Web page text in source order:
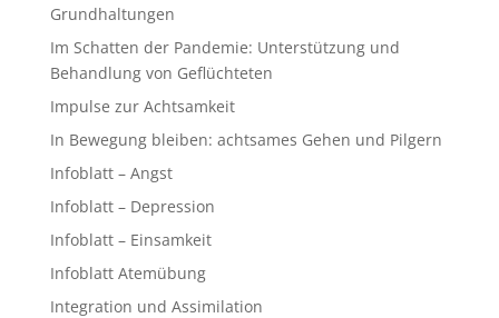
Grundhaltungen
Im Schatten der Pandemie: Unterstützung und
Behandlung von Geflüchteten
Impulse zur Achtsamkeit
In Bewegung bleiben: achtsames Gehen und Pilgern
Infoblatt – Angst
Infoblatt – Depression
Infoblatt – Einsamkeit
Infoblatt Atemübung
Integration und Assimilation